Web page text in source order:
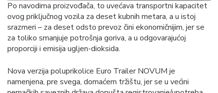
Po navodima proizvođača, to uvećava transportni kapacitet
ovog priključnog vozila za deset kubnih metara, a u istoj
srazmeri – za deset odsto prevoz čini ekonomičnijim, jer se
za toliko smanjuje potrošnja goriva, a u odgovarajućoj
proporciji i emisija ugljen-dioksida.
Nova verzija poluprikolice Euro Trailer NOVUM je
namenjena, pre svega, domaćem tržištu, jer se u većini